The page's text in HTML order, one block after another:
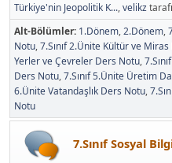
Türkiye'nin Jeopolitik K...,velikz
Alt-Bölümler 1.Dönem 2.Dönem
Notu 7.Sınıf 2.Ünite Kültür ve
Yerler ve Çevreler Ders Notu
Ders Notu 7.Sınıf 5.Ünite Üretim
6.Ünite Vatandaşlık Ders Notu
Notu
7.Sınıf Sosyal